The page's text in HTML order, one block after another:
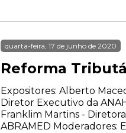
quarta-feira, 17 de junho de 2020
Reforma
Expositores: Alberto
Diretor Executivo da
Franklim Martins -
ABRAMED Moderadores: